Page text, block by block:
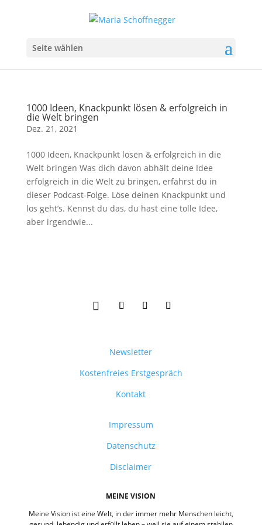
Seite wählen
1000 Ideen, Knackpunkt lösen & erfolgreich in
die Welt bringen
Dez. 21, 2021
1000 Ideen, Knackpunkt lösen & erfolgreich in die
Welt bringen Was dich davon abhält deine Idee
erfolgreich in die Welt zu bringen, erfährst du in
dieser Podcast-Folge. Löse deinen Knackpunkt und
los geht’s. Kennst du das, du hast eine tolle Idee,
aber irgendwie...
Newsletter
Kostenfreies Erstgespräch
Kontakt
Impressum
Datenschutz
Disclaimer
MEINE VISION
Meine Vision ist eine Welt, in der immer mehr Menschen leicht,